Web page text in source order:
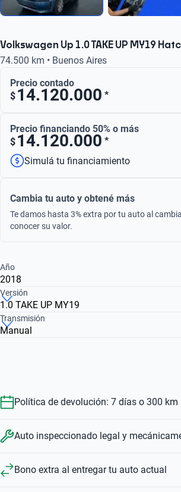
Volkswagen Up 1.0 TAKE UP MY19
74.500 km • Buenos Aires
Precio contado
$ 14.120.000 *
Precio financiando 50% o más
$ 14.120.000 *
Simulá tu financiamiento
Cambia tu auto y obtené más
Te damos hasta 3% extra por tu auto al
conocer su valor.
Año
2018
2014
$ 10.800.000
Versión
1.0 TAKE UP MY19
1.0 MOVE UP
Transmisión
Manual
Política de devolución: 7 días o 300 km
Auto inspeccionado legal y
Bono extra al entregar tu auto actual